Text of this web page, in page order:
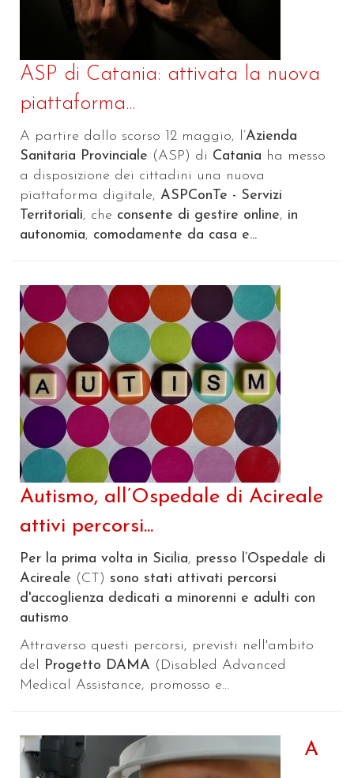
ASP di Catania: attivata la nuova
piattaforma...
A partire dallo scorso 12 maggio, l’Azienda
Sanitaria Provinciale (ASP) di Catania ha messo
a disposizione dei cittadini una nuova
piattaforma digitale, ASPConTe - Servizi
Territoriali, che consente di gestire online, in
autonomia, comodamente da casa e...
Autismo, all’Ospedale di Acireale
attivi percorsi...
Per la prima volta in Sicilia, presso l’Ospedale di
Acireale (CT) sono stati attivati percorsi
d'accoglienza dedicati a minorenni e adulti con
autismo.
Attraverso questi percorsi, previsti nell'ambito
del
Progetto DAMA (Disabled Advanced
Medical Assistance, promosso e...
A